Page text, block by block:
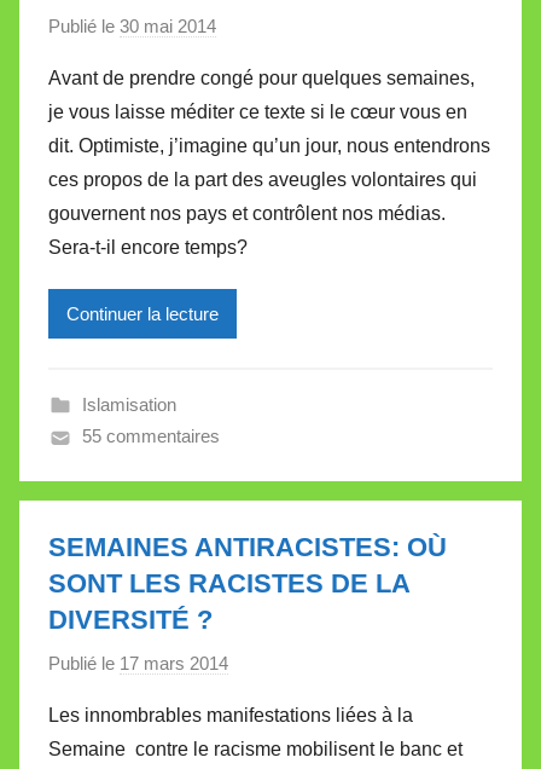
Publié le 30 mai 2014
r
M
i
r
e
i
l
e
l
e
t
e
Avant de prendre congé pour quelques semaines,
je vous laisse méditer ce texte si le cœur vous en
dit. Optimiste, j’imagine qu’un jour, nous entendrons
ces propos de la part des aveugles volontaires qui
gouvernent nos pays et contrôlent nos médias.
Sera-t-il encore temps?
Continuer la lecture
Islamisation
55 commentaires
SEMAINES ANTIRACISTES: OÙ
SONT LES RACISTES DE LA
DIVERSITÉ ?
Publié le 17 mars 2014
r
M
Les innombrables manifestations liées à la
Semaine contre le racisme mobilisent le banc et